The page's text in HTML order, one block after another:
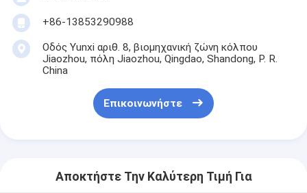
+86-13853290988
Οδός Yunxi αριθ. 8, βιομηχανική ζώνη κόλπου
Jiaozhou, πόλη Jiaozhou, Qingdao, Shandong, P. R.
China
Επικοινωνήστε
Αποκτήστε Την Καλύτερη Τιμή Για